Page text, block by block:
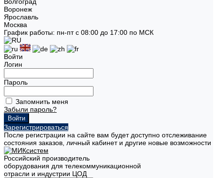
Воронеж
Ярославль
Москва
График работы: пн-пт с 08:00 до 17:00 по МСК
Войти
Логин
Пароль
Запомнить меня
Забыли пароль?
Зарегистрироваться
После регистрации на сайте вам будет доступно отслеживание
состояния заказов, личный кабинет и другие новые возможности
Российский производитель
оборудования для телекоммуникационной
отрасли и индустрии ЦОД